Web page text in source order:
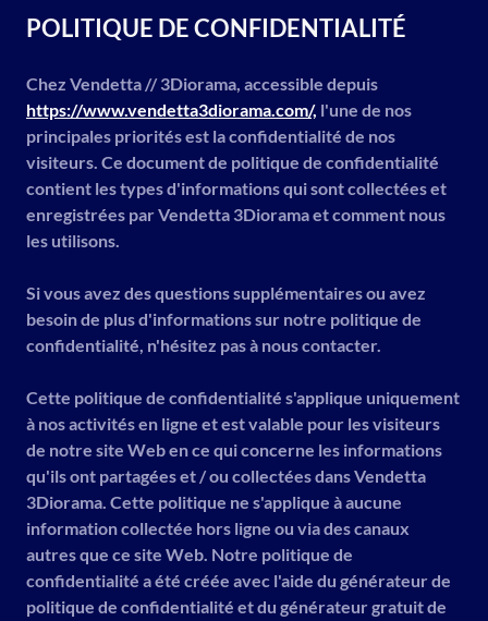
POLITIQUE DE CONFIDENTIALITÉ
Chez Vendetta // 3Diorama, accessible depuis
https://www.vendetta3diorama.com/, l'une de nos
principales priorités est la confidentialité de nos
visiteurs. Ce document de politique de confidentialité
contient les types d'informations qui sont collectées et
enregistrées par Vendetta 3Diorama et comment nous
les utilisons.
Si vous avez des questions supplémentaires ou avez
besoin de plus d'informations sur notre politique de
confidentialité, n'hésitez pas à nous contacter.
Cette politique de confidentialité s'applique uniquement
à nos activités en ligne et est valable pour les visiteurs
de notre site Web en ce qui concerne les informations
qu'ils ont partagées et / ou collectées dans Vendetta
3Diorama. Cette politique ne s'applique à aucune
information collectée hors ligne ou via des canaux
autres que ce site Web. Notre politique de
confidentialité a été créée avec l'aide du générateur de
politique de confidentialité et du générateur gratuit de